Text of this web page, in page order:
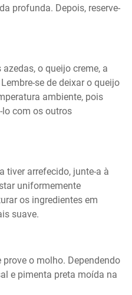
profunda. Depois, reserve-
o queijo creme, a
se de deixar o queijo
ambiente, pois
com os outros
tiver arrefecido, junte-a à
uniformemente
os ingredientes em
suave.
o molho. Dependendo
e pimenta preta moída na